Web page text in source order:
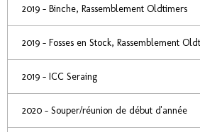
2019 - Binche, Rassemblement Oldtimers
2019 - Fosses en Stock, Rassemblement
2019 - ICC Seraing
2020 - Souper/réunion de début d'année